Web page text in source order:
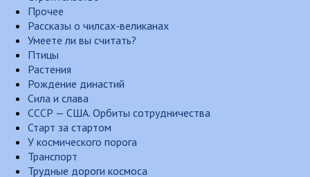
Прочее
Рассказы о чилсах-великанах
Умеете ли вы считать?
Птицы
Растения
Рождение династий
Сила и слава
СССР — США. Орбиты сотрудничества
Старт за стартом
У космического порога
Транспорт
Трудные дороги космоса